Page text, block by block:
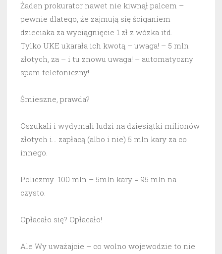
Żaden prokurator nawet nie kiwnął palcem –
pewnie dlatego, że zajmują się ściganiem
dzieciaka za wyciągnięcie 1 zł z wózka itd.
Tylko UKE ukarała ich kwotą – uwaga! – 5 mln
złotych, za – i tu znowu uwaga! – automatyczny
spam telefoniczny!
Śmieszne, prawda?
Oszukali i wydymali ludzi na dziesiątki milionów
złotych i… zapłacą (albo i nie) 5 mln kary za co
innego.
Policzmy 100 mln – 5mln kary = 95 mln na
czysto.
Opłacało się? Opłacało!
Ale Wy uważajcie – co wolno wojewodzie to nie